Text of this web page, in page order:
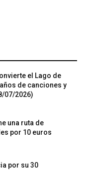
el Lago de
de canciones y
07/2026)
una ruta de
por 10 euros
por su 30